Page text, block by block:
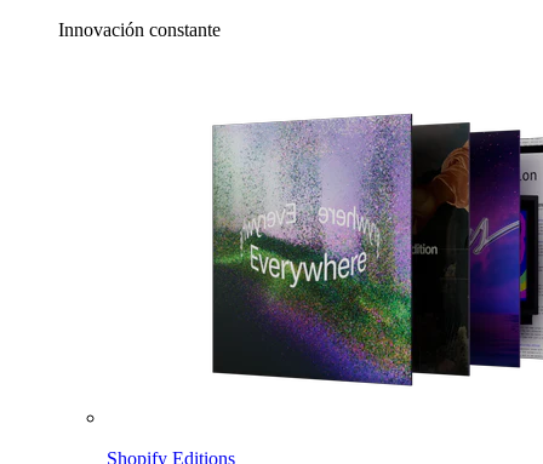
Innovación constante
Shopify Editions